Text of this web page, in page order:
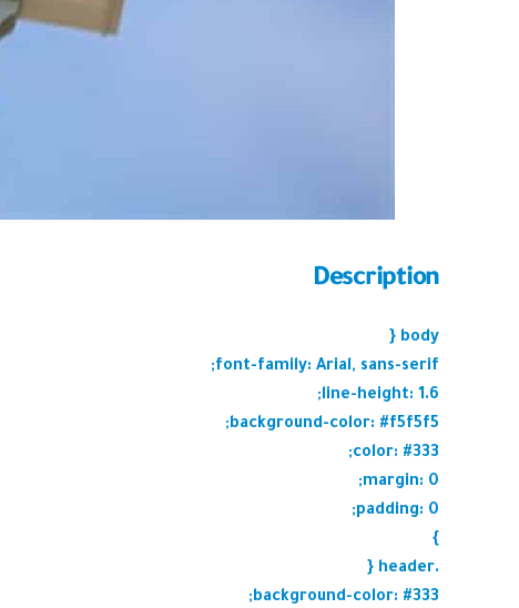
Description
body {
font-family: Arial, sans-serif;
line-height: 1.6;
background-color: #f5f5f5;
color: #333;
margin: 0;
padding: 0;
}
.header {
background-color: #333;